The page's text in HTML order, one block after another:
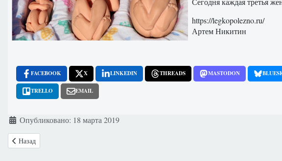
https://legkopolezno.ru/
Артем Никитин
FACEBOOK X LINKEDIN THREADS MASTODON
TRELLO EMAIL
Информация о материале
Опубликовано: 18 марта 2019
Предыдущий: США:Конгресс разрешил врачам не спасать детей, выживших после
Назад